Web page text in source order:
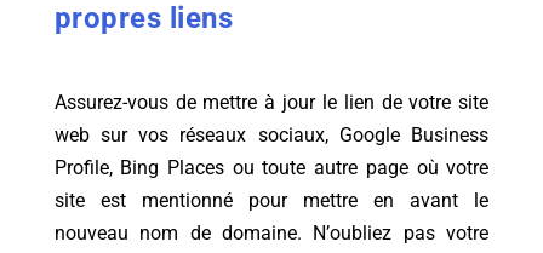
propres liens
Assurez-vous de mettre à jour le lien de votre site
web sur vos réseaux sociaux, Google Business
Profile, Bing Places ou toute autre page où votre
site est mentionné pour mettre en avant le
nouveau nom de domaine. N’oubliez pas votre